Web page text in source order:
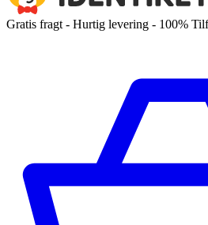
Gratis fragt - Hurtig levering - 100%